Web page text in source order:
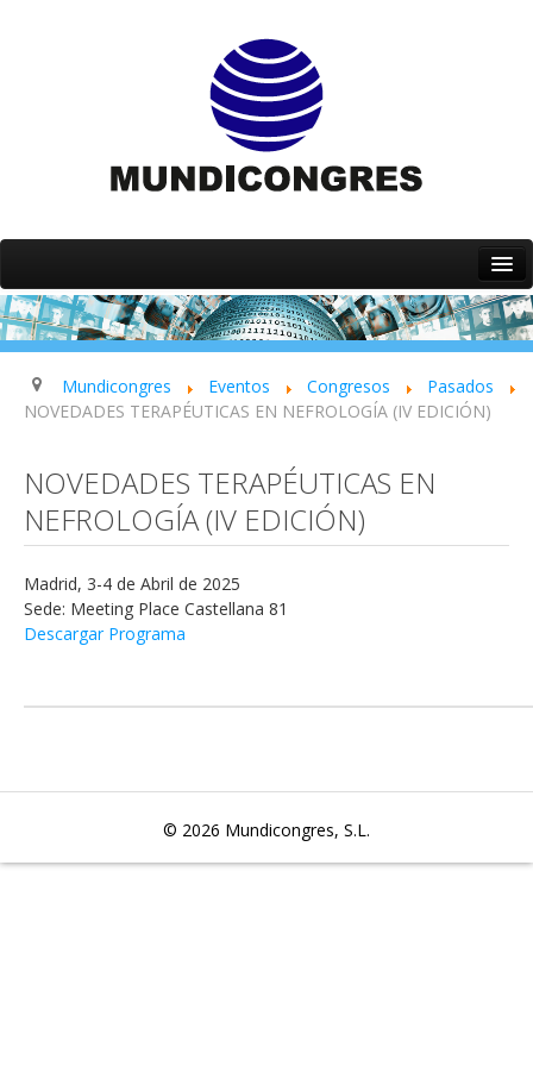
Inicio
Quiénes somos
Servicios
Contacto
Mundicongres Eventos Congresos
Pasados
NOVEDADES TERAPÉUTICAS EN NEFROLOGÍA (IV EDICIÓN)
NOVEDADES TERAPÉUTICAS EN
NEFROLOGÍA (IV EDICIÓN)
Madrid, 3-4 de Abril de 2025
Sede: Meeting Place Castellana 81
Descargar Programa
© 2026 Mundicongres, S.L.